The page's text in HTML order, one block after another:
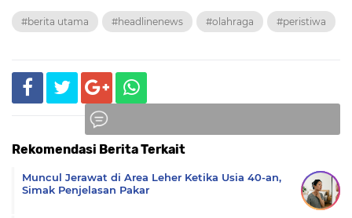
#berita utama #headlinenews #olahraga #peristiwa
Rekomendasi Berita Terkait
Muncul Jerawat di Area Leher Ketika Usia 40-an,
Simak Penjelasan Pakar